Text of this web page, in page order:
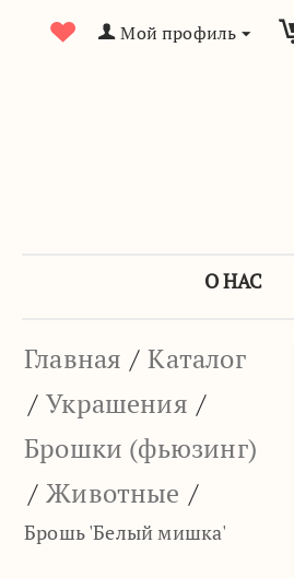
Мой профиль
О НАС
Главная / Каталог
/ Украшения /
Брошки (фьюзинг)
/ Животные /
Брошь 'Белый мишка'